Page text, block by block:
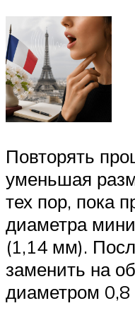
Повторять
уменьшая
тех пор, пока
диаметра
(1,14 мм).
заменить на
диаметром